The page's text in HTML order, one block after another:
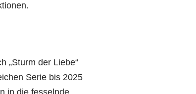
„Sturm der Liebe“
Serie bis 2025
in die fesselnde